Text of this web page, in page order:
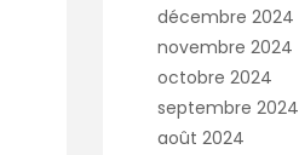
décembre 2024
novembre 2024
octobre 2024
septembre 2024
août 2024